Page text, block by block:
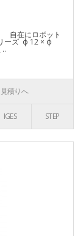
在にロボット
ーズ ф 12 × ф
見積りへ
IGES STEP